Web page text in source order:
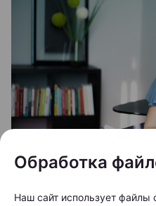
Наслаждайтесь
Обработка
Наш сайт использует файлы